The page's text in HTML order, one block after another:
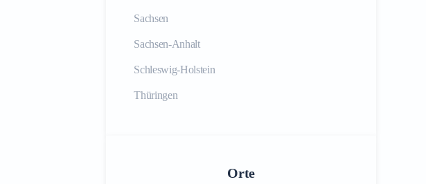
Sachsen
Sachsen-Anhalt
Schleswig-Holstein
Thüringen
Orte